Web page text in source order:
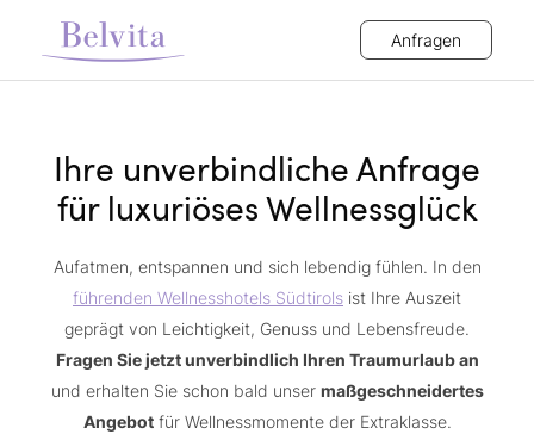
Anfragen
Ihre unverbindliche Anfrage
für luxuriöses Wellnessglück
Aufatmen, entspannen und sich lebendig fühlen. In den
führenden Wellnesshotels Südtirols ist Ihre Auszeit
geprägt von Leichtigkeit, Genuss und Lebensfreude.
Fragen Sie jetzt unverbindlich Ihren Traumurlaub an
und erhalten Sie schon bald unser maßgeschneidertes
Angebotfür Wellnessmomente der Extraklasse.